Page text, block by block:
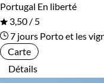
Portugal En liberté
3,50 / 5
7 jours Porto et les
Carte
Détails